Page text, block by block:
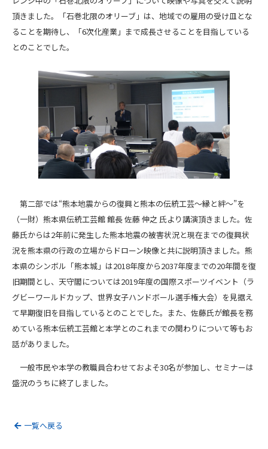
頂きました。「石巻北限のオリーブ」は、地域での雇用の受け皿とな
ることを期待し、「6次化産業」まで成長させることを目指している
とのことでした。
第二部では“熊本地震からの復興と熊本の伝統工芸～縁と絆～”を
（一財）熊本県伝統工芸館 館長 佐藤 伸之 氏より講演頂きました。佐
藤氏からは2年前に発生した熊本地震の被害状況と現在までの復興状
況を熊本県の行政の立場からドローン映像と共に説明頂きました。熊
本県のシンボル「熊本城」は2018年度から2037年度までの20年間を復
旧期間とし、天守閣については2019年度の国際スポーツイベント（ラ
グビーワールドカップ、世界女子ハンドボール選手権大会）を見据え
て早期復旧を目指しているとのことでした。また、佐藤氏が館長を務
めている熊本伝統工芸館と本学とのこれまでの関わりについて等もお
話がありました。
一般市民や本学の教職員合わせておよそ30名が参加し、セミナーは
盛況のうちに終了しました。
一覧へ戻る